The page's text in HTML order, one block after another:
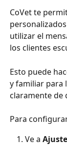
CoVet te
utilizar el
los clientes
Esto puede
y familiar para
claramente de
Para
Ve a